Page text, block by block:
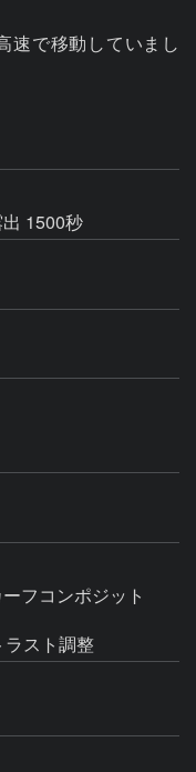
速で移動していまし
1500秒
フコンポジット
スト調整